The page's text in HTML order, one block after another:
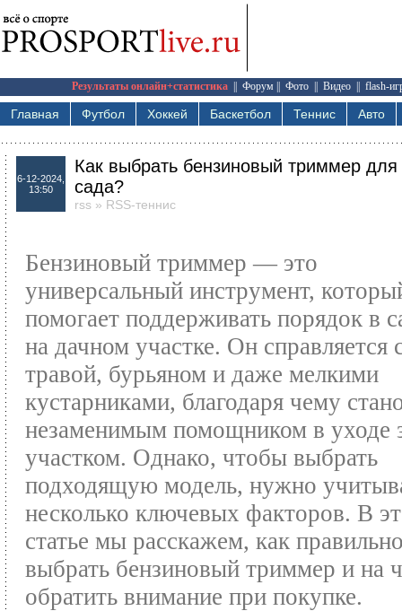
Результаты онлайн+статистика Форум Фото Видео flash-
Главная Футбол Хоккей Баскетбол Теннис Авто
6-12-2024,
13:50
Как выбрать бензиновый триммер для
сада?
rss » RSS-теннис
Бензиновый триммер — это
универсальный инструмент,
помогает поддерживать порядок в
на дачном участке. Он справляется
травой, бурьяном и даже мелкими
кустарниками, благодаря чему
незаменимым помощником в уходе
участком. Однако, чтобы выбрать
подходящую модель, нужно
несколько ключевых факторов. В
статье мы расскажем, как
выбрать бензиновый триммер и на
обратить внимание при покупке.